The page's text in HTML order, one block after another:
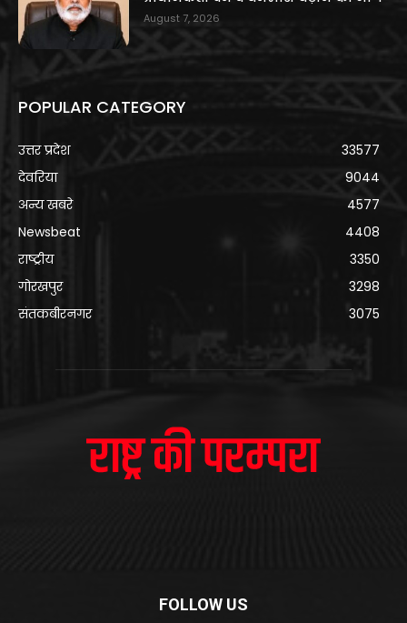
August 7, 2026
POPULAR CATEGORY
उत्तर प्रदेश
33577
देवरिया
9044
अन्य खबरे
4577
Newsbeat
4408
राष्ट्रीय
3350
गोरखपुर
3298
संतकबीरनगर
3075
FOLLOW US